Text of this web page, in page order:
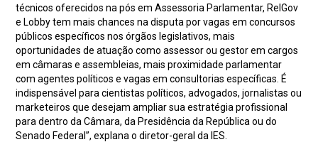
técnicos oferecidos na pós em Assessoria Parlamentar, RelGov
e Lobby tem mais chances na disputa por vagas em concursos
públicos específicos nos órgãos legislativos, mais
oportunidades de atuação como assessor ou gestor em cargos
em câmaras e assembleias, mais proximidade parlamentar
com agentes políticos e vagas em consultorias específicas. É
indispensável para cientistas políticos, advogados, jornalistas ou
marketeiros que desejam ampliar sua estratégia profissional
para dentro da Câmara, da Presidência da República ou do
Senado Federal”, explana o diretor-geral da IES.